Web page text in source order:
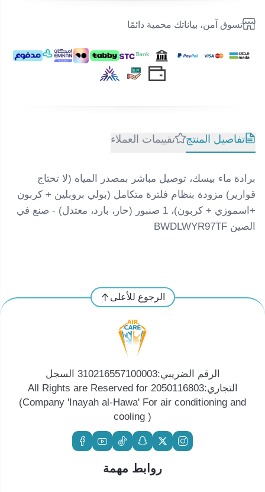
تسوق آمن، بياناتك محمية دائمًا
تفاصيل المنتج تقييمات العملاء
برادة ماء بيسك، توصيل مباشر بمصدر المياه (لا تحتاج
قوارير) مزودة بنظام فلترة متكامل (بولي بروبلين + كربون
+اسموزي + كربون)، 1 صنبور (حار، بارد، معتدل) - صنع في
الصين BWDLWYR97TF
الرجوع للأعلى
الرقم الضريبي:310216557100003 السجل
التجاري:2050116803 All Rights are Reserved for
(Company 'Inayah al-Hawa' For air conditioning and
cooling )
روابط مهمة